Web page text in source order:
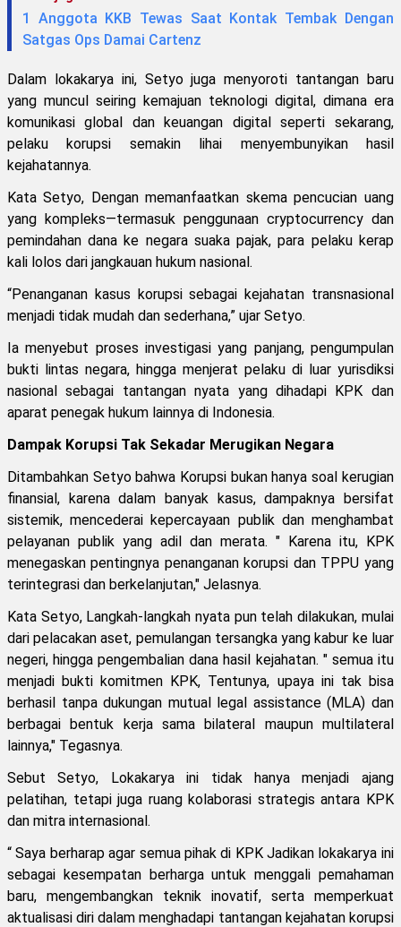
1 Anggota KKB Tewas Saat Kontak Tembak Dengan
Satgas Ops Damai Cartenz
Dalam lokakarya ini, Setyo juga menyoroti tantangan baru
yang muncul seiring kemajuan teknologi digital, dimana era
komunikasi global dan keuangan digital seperti sekarang,
pelaku korupsi semakin lihai menyembunyikan hasil
kejahatannya.
Kata Setyo, Dengan memanfaatkan skema pencucian uang
yang kompleks—termasuk penggunaan cryptocurrency dan
pemindahan dana ke negara suaka pajak, para pelaku kerap
kali lolos dari jangkauan hukum nasional.
“Penanganan kasus korupsi sebagai kejahatan transnasional
menjadi tidak mudah dan sederhana,” ujar Setyo.
Ia menyebut proses investigasi yang panjang, pengumpulan
bukti lintas negara, hingga menjerat pelaku di luar yurisdiksi
nasional sebagai tantangan nyata yang dihadapi KPK dan
aparat penegak hukum lainnya di Indonesia.
Dampak Korupsi Tak Sekadar Merugikan Negara
Ditambahkan Setyo bahwa Korupsi bukan hanya soal kerugian
finansial, karena dalam banyak kasus, dampaknya bersifat
sistemik, mencederai kepercayaan publik dan menghambat
pelayanan publik yang adil dan merata. " Karena itu, KPK
menegaskan pentingnya penanganan korupsi dan TPPU yang
terintegrasi dan berkelanjutan," Jelasnya.
Kata Setyo, Langkah-langkah nyata pun telah dilakukan, mulai
dari pelacakan aset, pemulangan tersangka yang kabur ke luar
negeri, hingga pengembalian dana hasil kejahatan. " semua itu
menjadi bukti komitmen KPK, Tentunya, upaya ini tak bisa
berhasil tanpa dukungan mutual legal assistance (MLA) dan
berbagai bentuk kerja sama bilateral maupun multilateral
lainnya," Tegasnya.
Sebut Setyo, Lokakarya ini tidak hanya menjadi ajang
pelatihan, tetapi juga ruang kolaborasi strategis antara KPK
dan mitra internasional.
“ Saya berharap agar semua pihak di KPK Jadikan lokakarya ini
sebagai kesempatan berharga untuk menggali pemahaman
baru, mengembangkan teknik inovatif, serta memperkuat
aktualisasi diri dalam menghadapi tantangan kejahatan korupsi